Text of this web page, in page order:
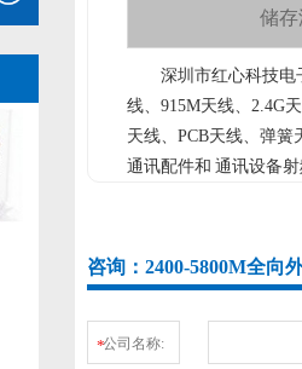
储存
深圳市红心科技电
线、915M天线、2.4G
天线、PCB天线、弹
通讯配件和 通讯设备
咨询：2400-5800M全向
*公司名称: